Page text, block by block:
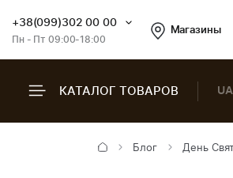
+38(099)302 00 00
Пн - Пт 09:00-18:00
Магазины
КАТАЛОГ ТОВАРОВ UA
Блог День